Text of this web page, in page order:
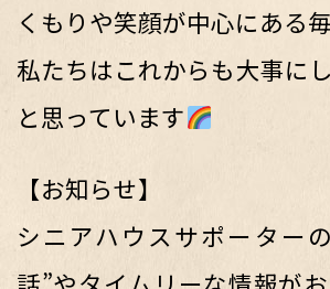
くもりや笑顔が中心にある毎
私たちはこれからも大事に
と思っています
【お知らせ】
シニアハウスサポーター